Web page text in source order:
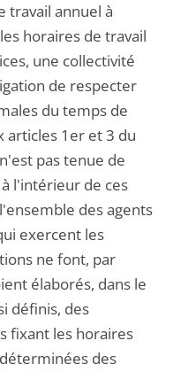
travail annuel à
horaires de travail
une collectivité
de respecter
du temps de
articles 1er et 3 du
pas tenue de
l'intérieur de ces
des agents
exercent les
ne font, par
élaborés, dans le
définis, des
fixant les horaires
des